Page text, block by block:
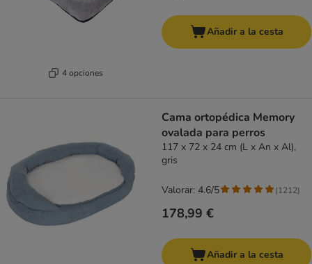
4 opciones
Añadir a la cesta
Cama ortopédica Memory
ovalada para perros
117 x 72 x 24 cm (L x An x Al),
gris
178,99 €
Valorar: 4.6/5 (1212)
Añadir a la cesta